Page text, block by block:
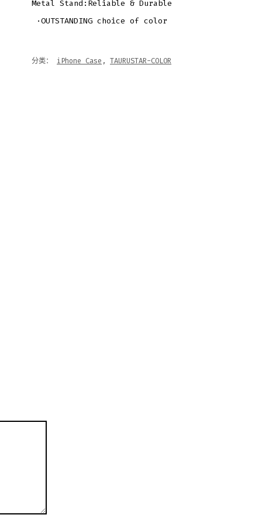
Metal Stand:Reliable & Durable
·OUTSTANDING choice of color
分类： iPhone Case ,TAURUSTAR-COLOR